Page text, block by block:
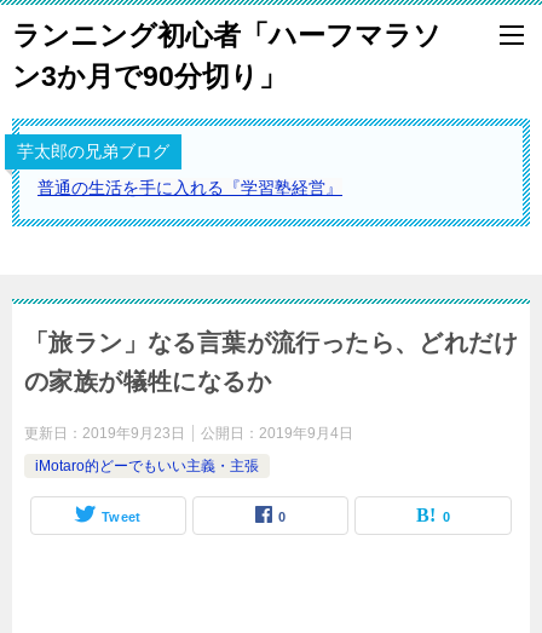
ランニング初心者「ハーフマラソ
ン3か月で90分切り」
芋太郎の兄弟ブログ
普通の生活を手に入れる『学習塾経営』
「旅ラン」なる言葉が流行ったら、どれだけ
の家族が犠牲になるか
更新日： 2019年9月23日 公開日： 2019年9月4日
iMotaro的どーでもいい主義・主張
Tweet 0 0